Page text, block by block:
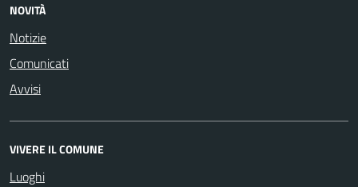
NOVITÀ
Notizie
Comunicati
Avvisi
VIVERE IL COMUNE
Luoghi